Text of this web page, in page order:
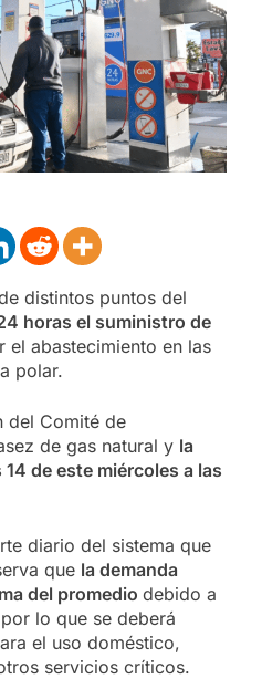
distintos puntos del
horas el suministro de
el abastecimiento en las
polar.
del Comité de
de gas natural y la
de este miércoles a las
diario del sistema que
que la demanda
del promedio debido a
lo que se deberá
el uso doméstico,
servicios críticos.